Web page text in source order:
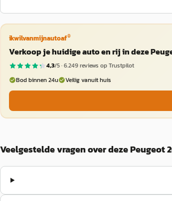
ikwilvanmijnautoaf®
Verkoop je huidige auto en rij in deze
4,3/5 ·6.249reviews op Trustpilot
Bod binnen 24u
Veilig vanuit huis
Veelgestelde vragen over deze Peugeot